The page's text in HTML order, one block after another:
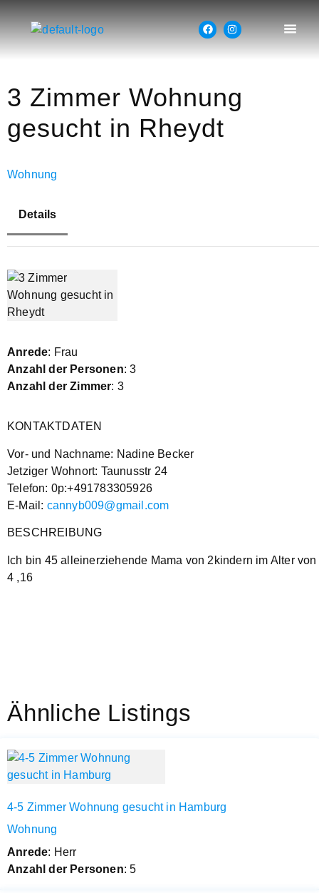
3 Zimmer Wohnung
gesucht in Rheydt
Wohnung
Details
Anrede: Frau
Anzahl der Personen: 3
Anzahl der Zimmer: 3
KONTAKTDATEN
Vor- und Nachname: Nadine Becker
Jetziger Wohnort: Taunusstr 24
Telefon: 0p:+491783305926
E-Mail: cannyb009@gmail.com
BESCHREIBUNG
Ich bin 45 alleinerziehende Mama von 2kindern im Alter von
4 ,16
Ähnliche Listings
4-5 Zimmer Wohnung gesucht in Hamburg
Wohnung
Anrede: Herr
Anzahl der Personen: 5